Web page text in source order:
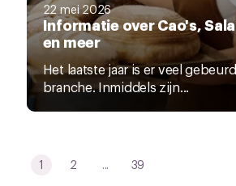
22 mei 2026
Informatie over Cao's,
en meer
Het laatste jaar is er veel
branche. Inmiddels zijn...
1 2 ... 39